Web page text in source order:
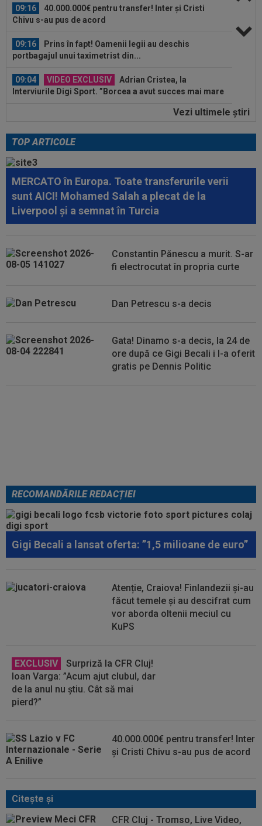
09:16
Prins în fapt! Oamenii legii au deschis
portbagajul unui taximetrist din...
09:04 VIDEO EXCLUSIV
Adrian Cristea, la
Interviurile Digi Sport. ”Borcea a avut succes mai mare
08:55
Luis Figo, dezlănțuit: "Cel mai josnic, viclean și
parșiv pe care l-am văzut...
Gigi Becali a lansat oferta: ”1,5 milioane de
09:36
Atenție, Craiova! Finlandezii și-au făcut temele
și au descifrat cum vor aborda...
09:27 EXCLUSIV
Surpriză la CFR Cluj! Ioan Varga:
”Acum ajut clubul, dar de la anul nu știu...
09:20
Real Madrid l-a lăsat să plece de la echipă și o
09:16
40.000.000€ pentru transfer! Inter și Cristi
Vezi ultimele ştiri
TOP ARTICOLE
MERCATO în Europa. Toate transferurile verii
sunt AICI! Mohamed Salah a plecat de la
Liverpool și a semnat în Turcia
Constantin Pănescu a murit. S-ar
fi electrocutat în propria curte
Dan Petrescu s-a decis
Gata! Dinamo s-a decis, la 24 de
ore după ce Gigi Becali i l-a oferit
gratis pe Dennis Politic
RECOMANDĂRILE REDACȚIEI
Gigi Becali a lansat oferta: ”1,5 milioane de euro”
Atenție, Craiova! Finlandezii și-au
făcut temele și au descifrat cum
vor aborda oltenii meciul cu
KuPS
EXCLUSIV
Surpriză la CFR Cluj!
Ioan Varga: ”Acum ajut clubul, dar
de la anul nu știu. Cât să mai
pierd?”
40.000.000€ pentru transfer! Inter
și Cristi Chivu s-au pus de acord
Citeşte şi
CFR Cluj - Tromso, Live Video,